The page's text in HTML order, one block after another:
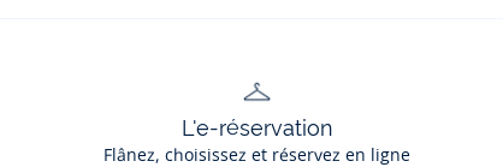
L'e-réservation
Flânez, choisissez et réservez en ligne